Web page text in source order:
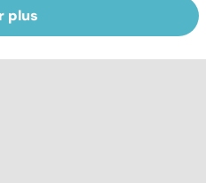
plus